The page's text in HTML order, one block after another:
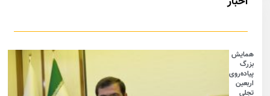
همایش
بزرگ
پیاده‌روی
اربعین
تجلی